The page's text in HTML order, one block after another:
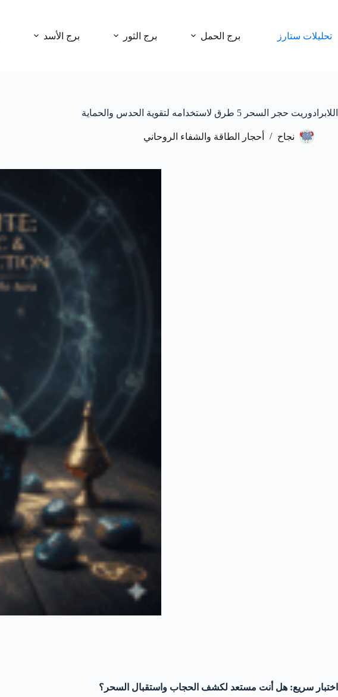
تحليلات ستارز برج الحمل برج الثور برج الأسد
اللابرادوريت حجر السحر 5 طرق لاستخدامه لتقوية الحدس والحماية
نجاح أحجار الطاقة والشفاء الروحاني
اختبار سريع: هل أنت مستعد لكشف الحجاب واستقبال السحر؟